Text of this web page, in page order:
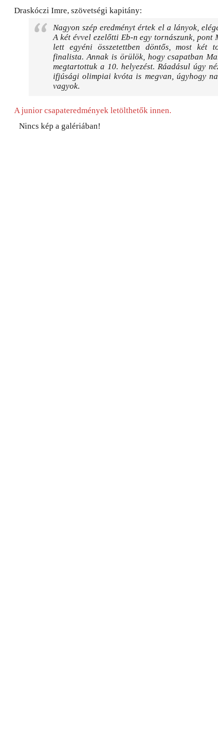
Draskóczi Imre, szövetségi kapitány:
Nagyon szép eredményt értek el a lányok,
A két évvel ezelőtti Eb-n egy tornászunk, pont
lett egyéni összetettben döntős, most két
finalista. Annak is örülök, hogy csapatban
megtartottuk a 10. helyezést. Ráadásul úgy
ifjúsági olimpiai kvóta is megvan, úgyhogy
vagyok.
A junior csapateredmények letölthetők innen.
Nincs kép a galériában!